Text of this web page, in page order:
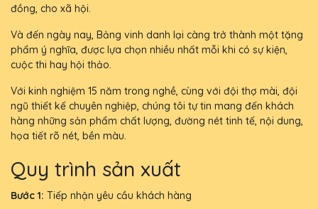
đồng, cho xã hội.
Và đến ngày nay, Bảng vinh danh lại càng trở thành một tặng
phẩm ý nghĩa, được lựa chọn nhiều nhất mỗi khi có sự kiện,
cuộc thi hay hội thảo.
Với kinh nghiệm 15 năm trong nghề, cùng với đội thợ mài, đội
ngũ thiết kế chuyên nghiệp, chúng tôi tự tin mang đến khách
hàng những sản phẩm chất lượng, đường nét tinh tế, nội dung,
họa tiết rõ nét, bền màu.
Quy trình sản xuất
Bước 1: Tiếp nhận yêu cầu khách hàng